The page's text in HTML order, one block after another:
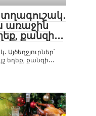
առաջին
քանզի․․․
եղեք, քանզի․․․